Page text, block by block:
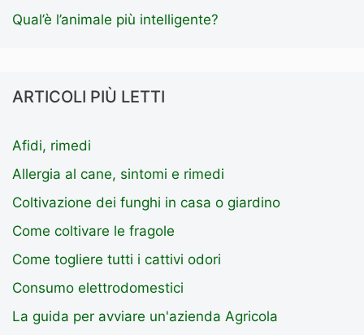
Qual’è l’animale più intelligente?
ARTICOLI PIÙ LETTI
Afidi, rimedi
Allergia al cane, sintomi e rimedi
Coltivazione dei funghi in casa o giardino
Come coltivare le fragole
Come togliere tutti i cattivi odori
Consumo elettrodomestici
La guida per avviare un'azienda Agricola